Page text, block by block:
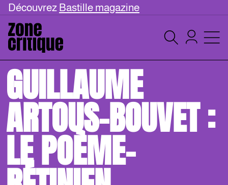
Découvrez Bastille magazine
GUILLAUME
ARTOUS-BOUVET :
LE POÈME-